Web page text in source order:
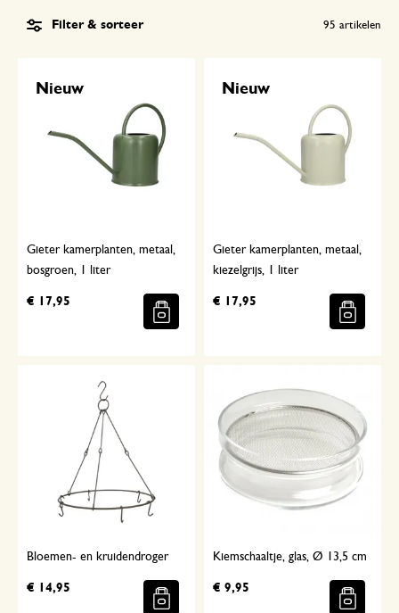
Filter & sorteer 95 artikelen
Nieuw
Gieter kamerplanten, metaal,
bosgroen, 1 liter
€ 17,95
Nieuw
Gieter kamerplanten, metaal,
kiezelgrijs, 1 liter
€ 17,95
Bloemen- en kruidendroger
€ 14,95
Kiemschaaltje, glas, Ø 13,5 cm
€ 9,95